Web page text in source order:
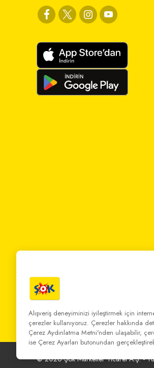
Bizi Arayın:0 850 808 00 00
©2026Şok Marketler Ticaret A.Ş. -
Alışveriş deneyiminizi iyileştirmek için
çerezler kullanıyoruz. Çerezler hakkında
Çerez Aydınlatma Metni'nden ulaşabilir,
ise Çerez Ayarları butonundan